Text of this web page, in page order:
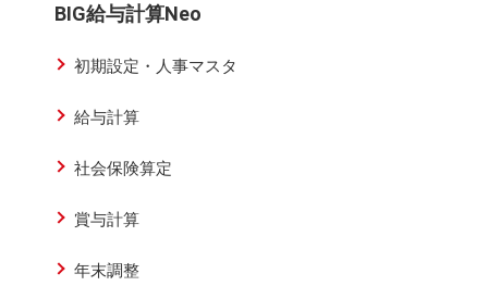
BIG給与計算Neo
初期設定・人事マスタ
給与計算
社会保険算定
賞与計算
年末調整